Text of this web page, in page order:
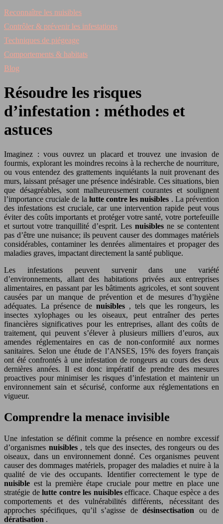
Reconnaître les nuisibles
Contrôler & prévenir les infestations
Techniques de piégeage
Comportements & habitats
Blog
Résoudre les risques
d’infestation : méthodes et
astuces
Imaginez : vous ouvrez un placard et trouvez une invasion de
fourmis, explorant les moindres recoins à la recherche de nourriture,
ou vous entendez des grattements inquiétants la nuit provenant des
murs, laissant présager une présence indésirable. Ces situations, bien
que désagréables, sont malheureusement courantes et soulignent
l’importance cruciale de la lutte contre les nuisibles . La prévention
des infestations est cruciale, car une intervention rapide peut vous
éviter des coûts importants et protéger votre santé, votre portefeuille
et surtout votre tranquillité d’esprit. Les nuisibles ne se contentent
pas d’être une nuisance; ils peuvent causer des dommages matériels
considérables, contaminer les denrées alimentaires et propager des
maladies graves, impactant directement la santé publique.
Les infestations peuvent survenir dans une variété
d’environnements, allant des habitations privées aux entreprises
alimentaires, en passant par les bâtiments agricoles, et sont souvent
causées par un manque de prévention et de mesures d’hygiène
adéquates. La présence de nuisibles , tels que les rongeurs, les
insectes xylophages ou les oiseaux, peut entraîner des pertes
financières significatives pour les entreprises, allant des coûts de
traitement, qui peuvent s’élever à plusieurs milliers d’euros, aux
amendes réglementaires en cas de non-conformité aux normes
sanitaires. Selon une étude de l’ANSES, 15% des foyers français
ont été confrontés à une infestation de rongeurs au cours des deux
dernières années. Il est donc impératif de prendre des mesures
proactives pour minimiser les risques d’infestation et maintenir un
environnement sain et sécurisé, conforme aux réglementations en
vigueur.
Comprendre la menace invisible
Une infestation se définit comme la présence en nombre excessif
d’organismes nuisibles , tels que des insectes, des rongeurs ou des
oiseaux, dans un environnement donné. Ces organismes peuvent
causer des dommages matériels, propager des maladies et nuire à la
qualité de vie des occupants. Identifier correctement le type de
nuisible est la première étape cruciale pour mettre en place une
stratégie de lutte contre les nuisibles efficace. Chaque espèce a des
comportements et des vulnérabilités différents, nécessitant des
approches spécifiques, qu’il s’agisse dedésinsectisation ou de
dératisation .